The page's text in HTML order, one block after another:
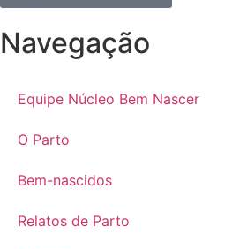
Navegação
Equipe Núcleo Bem Nascer
O Parto
Bem-nascidos
Relatos de Parto